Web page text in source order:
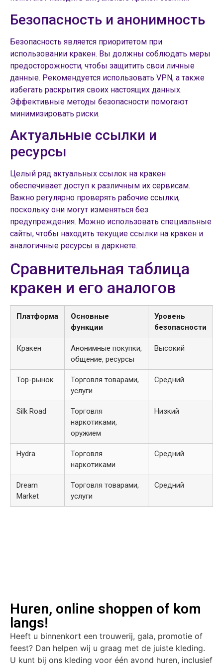
Безопасность и анонимность
Безопасность является приоритетом при
использовании кракен. Вы должны соблюдать меры
предосторожности, чтобы защитить свои личные
данные. Рекомендуется использовать VPN, а также
избегать раскрытия своих настоящих данных.
Эффективные методы безопасности помогают
минимизировать риски.
Актуальные ссылки и
ресурсы
Целый ряд актуальных ссылок на кракен
обеспечивает доступ к различным их сервисам.
Важно регулярно проверять рабочие ссылки,
поскольку они могут изменяться без
предупреждения. Можно использовать специальные
сайты, чтобы находить текущие ссылки на кракен и
аналогичные ресурсы в даркнете.
Сравнительная таблица
кракен и его аналогов
Платформа
Основные
функции
Уровень
безопасности
Кракен
Анонимные покупки,
общение, ресурсы
Высокий
Тор-рынок
Торговля товарами,
услуги
Средний
Silk Road
Торговля
наркотиками,
оружием
Низкий
Hydra
Торговля
наркотиками
Средний
Dream
Market
Торговля товарами,
услуги
Средний
Huren, online shoppen of kom
langs!
Heeft u binnenkort een trouwerij, gala, promotie of
feest? Dan helpen wij u graag met de juiste kleding.
U kunt bij ons kleding voor één avond huren, inclusief